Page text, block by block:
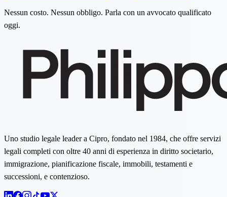
Nessun costo. Nessun obbligo. Parla con un avvocato qualificato
oggi.
Uno studio legale leader a Cipro, fondato nel 1984, che offre servizi
legali completi con oltre 40 anni di esperienza in diritto societario,
immigrazione, pianificazione fiscale, immobili, testamenti e
successioni, e contenzioso.